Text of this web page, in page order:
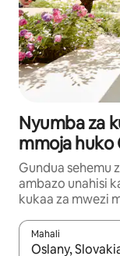
Nyumba za
mmoja huko
Gundua sehemu
ambazo unahisi
kukaa za mwezi
Mahali
Wakati matokeo